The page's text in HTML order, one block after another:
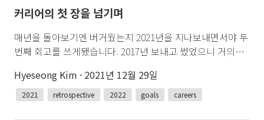
커리어의 첫 장을 넘기며
매년을 돌아보기엔 버거웠는지 2021년을 지나보내면서야 두
번째 회고를 쓰게됐습니다. 2017년 보내고 썼었으니 거의…
Hyeseong Kim 2021년 12월 29일
2021 retrospective 2022 goals careers